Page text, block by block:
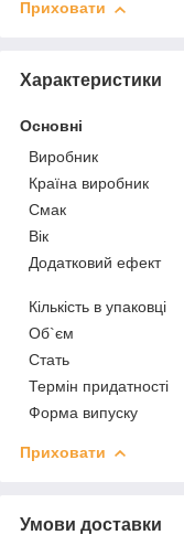
Приховати
Характеристики
Основні
Виробник
Країна виробник
Смак
Вік
Додатковий ефект
Кількість в упаковці
Об`єм
Стать
Термін придатності
Форма випуску
Приховати
Умови доставки